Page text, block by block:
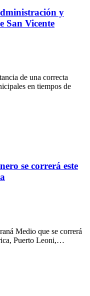
y
San Vicente
de una correcta
en tiempos de
se correrá este
Medio que se correrá
Puerto Leoni,…